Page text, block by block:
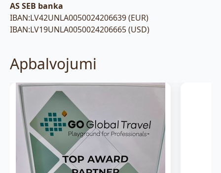
AS SEB banka
IBAN:LV42UNLA0050024206639 (EUR)
IBAN:LV19UNLA0050024206665 (USD)
Apbalvojumi